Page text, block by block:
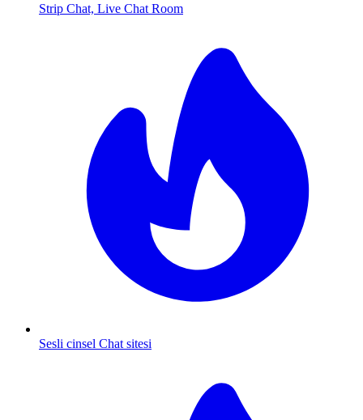
Strip Chat, Live Chat Room
Sesli cinsel Chat sitesi